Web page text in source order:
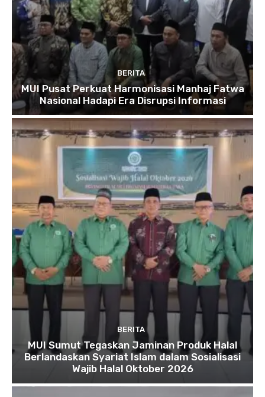
BERITA
MUI Pusat Perkuat Harmonisasi Manhaj Fatwa
Nasional Hadapi Era Disrupsi Informasi
BERITA
MUI Sumut Tegaskan Jaminan Produk Halal
Berlandaskan Syariat Islam dalam Sosialisasi
Wajib Halal Oktober 2026